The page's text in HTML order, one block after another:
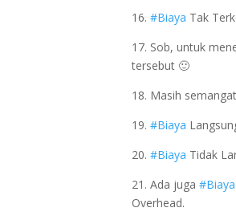
16.#Biaya Tak
17. Sob, untuk
tersebut 🙂
18. Masih
19.#Biaya
20.#Biaya Tidak
21. Ada juga#Biaya
Overhead.